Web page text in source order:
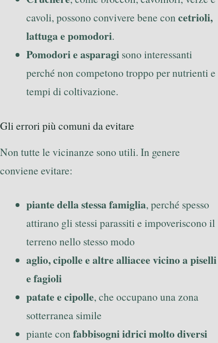
cavoli, possono convivere bene concetrioli,
lattuga e pomodori.
Pomodori e asparagi sono interessanti
perché non competono troppo per nutrienti e
tempi di coltivazione.
Gli errori più comuni da evitare
Non tutte le vicinanze sono utili. In genere
conviene evitare:
piante della stessa famiglia, perché spesso
attirano gli stessi parassiti e impoveriscono il
terreno nello stesso modo
aglio, cipolle e altre alliacee vicino a piselli
e fagioli
patate e cipolle, che occupano una zona
sotterranea simile
piante confabbisogni idrici molto diversi